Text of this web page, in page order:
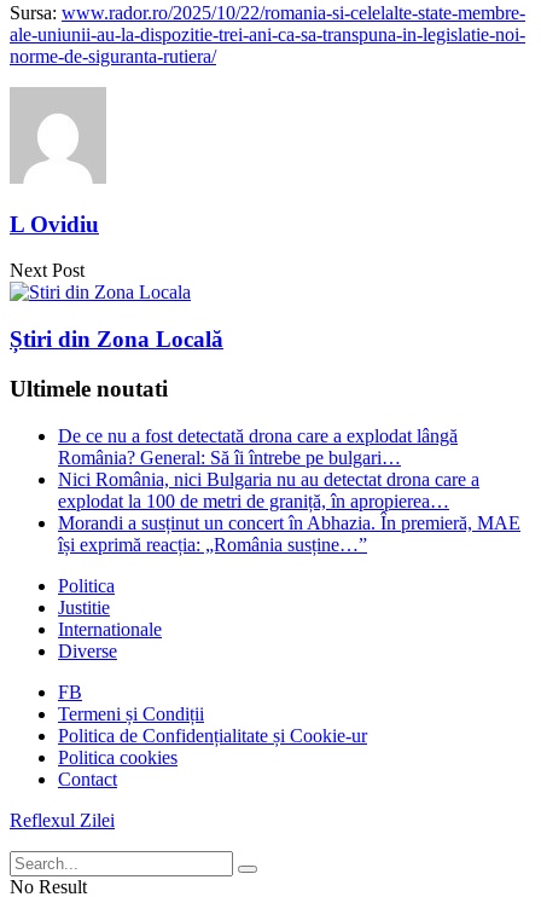
Sursa: www.rador.ro/2025/10/22/romania-si-celelalte-state-membre-
ale-uniunii-au-la-dispozitie-trei-ani-ca-sa-transpuna-in-legislatie-noi-
norme-de-siguranta-rutiera/
L Ovidiu
Next Post
Știri din Zona Locală
Ultimele noutati
De ce nu a fost detectată drona care a explodat lângă
România? General: Să îi întrebe pe bulgari…
Nici România, nici Bulgaria nu au detectat drona care a
explodat la 100 de metri de graniță, în apropierea…
Morandi a susținut un concert în Abhazia. În premieră, MAE
își exprimă reacția: „România susține…”
Politica
Justitie
Internationale
Diverse
FB
Termeni și Condiții
Politica de Confidențialitate și Cookie-ur
Politica cookies
Contact
Reflexul Zilei
No Result